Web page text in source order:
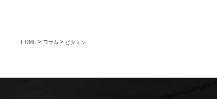
HOME > コラム > ビタミン